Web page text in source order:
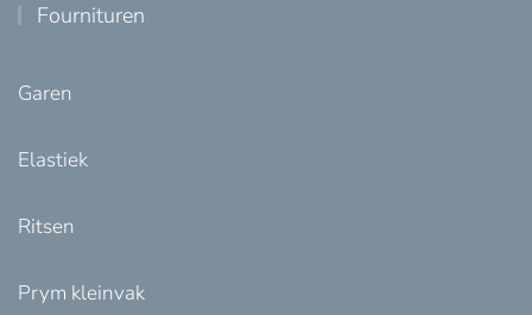
Fournituren
Garen
Elastiek
Ritsen
Prym kleinvak